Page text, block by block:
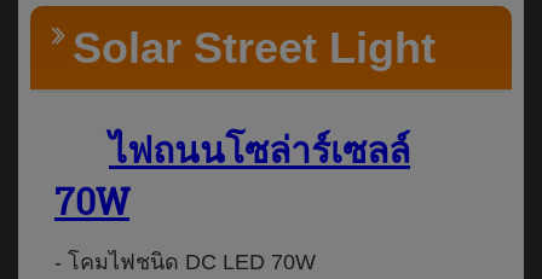
Solar Street Light
ไฟถนนโซล่าร์เซลล์
70W
- โคมไฟชนิด DC LED 70W